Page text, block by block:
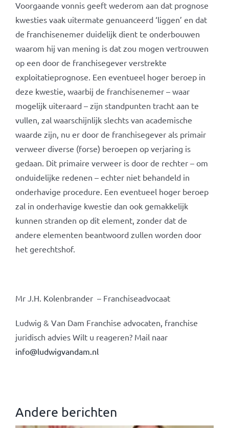
Voorgaande vonnis geeft wederom aan dat prognose
kwesties vaak uitermate genuanceerd ‘liggen’ en dat
de franchisenemer duidelijk dient te onderbouwen
waarom hij van mening is dat zou mogen vertrouwen
op een door de franchisegever verstrekte
exploitatieprognose. Een eventueel hoger beroep in
deze kwestie, waarbij de franchisenemer – waar
mogelijk uiteraard – zijn standpunten tracht aan te
vullen, zal waarschijnlijk slechts van academische
waarde zijn, nu er door de franchisegever als primair
verweer diverse (forse) beroepen op verjaring is
gedaan. Dit primaire verweer is door de rechter – om
onduidelijke redenen – echter niet behandeld in
onderhavige procedure. Een eventueel hoger beroep
zal in onderhavige kwestie dan ook gemakkelijk
kunnen stranden op dit element, zonder dat de
andere elementen beantwoord zullen worden door
het gerechtshof.
Mr J.H. Kolenbrander – Franchiseadvocaat
Ludwig & Van Dam Franchise advocaten, franchise
juridisch advies Wilt u reageren? Mail naar
info@ludwigvandam.nl
Andere berichten